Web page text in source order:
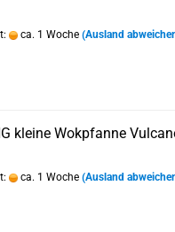
ca. 1 Woche (Ausland
kleine Wokpfanne
ca. 1 Woche (Ausland